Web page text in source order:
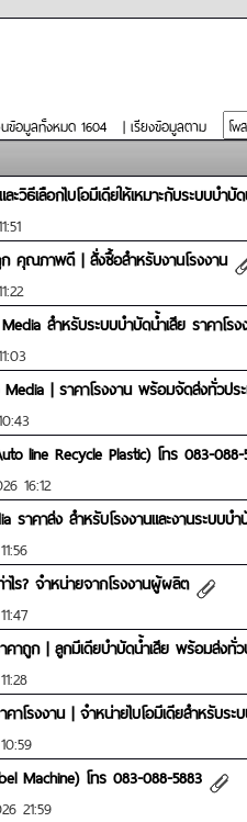
ข้อมูลทั้งหมด 1604 | เรียงข้อมูลตาม
วิธีเลือกไบโอมีเดียให้เหมาะกับระบบบำบั
คุณภาพดี | สั่งซื้อสำหรับงานโรงงาน
สำหรับระบบบำบัดน้ำเสีย ราคาโรง
| ราคาโรงงาน พร้อมจัดส่งทั่วปร
line Recycle Plastic) โทร 083-
16:12
ราคาส่ง สำหรับโรงงานและงานระบบบำ
ไร? จำหน่ายจากโรงงานผู้ผลิต
าถูก | ลูกมีเดียบำบัดน้ำเสีย พร้อมส่งทั่ว
าโรงงาน | จำหน่ายไบโอมีเดียสำหรับระ
Machine) โทร 083-088-5883
21:59